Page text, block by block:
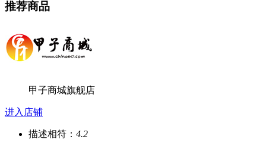
推荐商品
甲子商城旗舰店
进入店铺
描述相符： 4.2